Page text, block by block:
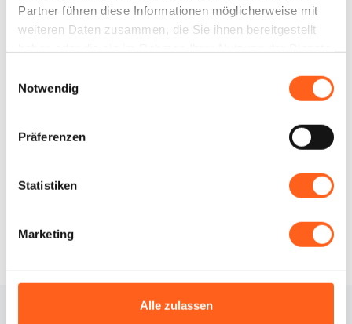
Partner führen diese Informationen möglicherweise mit
weiteren Daten zusammen, die Sie ihnen bereitgestellt
Notwendig
Präferenzen
Statistiken
Marketing
Alle zulassen
E-Maililsognosicilianomazara@gmail.com
Website
LBL_CIN_CDE